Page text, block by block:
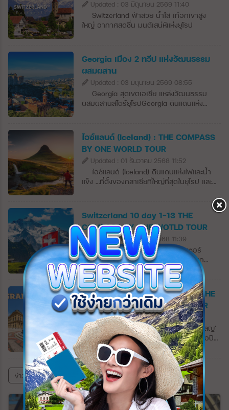
Updated : 03 มิถุนายน 2569 11:40
Switzerland ฟ้าสวย น้ำใส เทือกเขาสูง
ใหญ่ อากาศสดชื่น มนต์เสน่ห์แห่งยุโรป
Georgia เมือง 2 ทวีป แห่งวัฒนธรรม
ผสมผสาน
Updated : 03 มิถุนายน 2569 08:55
Georgia สุดเขตเอเชีย แหล่งวัฒนธรรม
ผสมผสานสไตร์ยุโรปGeorgia ดินแดนแห่ง
ศตวรรษตั้งกระจายอยู่เหนือภูเขาสูงตระหง่าน
อันสวยงาม ในช่วงไม่กี่ปีที่ผ่านมา ทบิลิซีได้
กลายเป็นหนึ่งในเมืองที่เจ๋งที่สุดในยุโรป ด้วยผับ
บาร์ที่กำลังเติบโต ร้านอาหารระดับโลก และไวน์
ธรรมชาติที่คัดสรรมาอย่างดี ซึ่งทำให้ที่นี่เป็น
จุดที่ฮิปที่สุดในภูมิภาคได้อย่าง
เทือกเขาคอเคซัส (Greater Caucasus) มี
อาณาเขตติดต่อกับรัสเซียทางเหนือและตะวัน
ออกเฉียงเหนือ ทางตะวันออกและตะวันออก
เฉียงใต้ติดอาเซอร์ไบจาน ทางใต้ติดอาร์เมเนีย
และตุรกี และทางตะวันตกติดทะเลดำ รากเหง้า
ของชาวจอร์เจียแผ่ขยายลึกลงไปใน
ประวัติศาสตร์ มรดกทางวัฒนธรรมของพวก
เขามีความเก่าแก่และมั่งคั่งเท่าเทียมกัน ในช่วง
ยุคกลาง อาณาจักรจอร์เจียอันทรงพลังได้
ดำรงอยู่ สูงถึงระดับสูงสุดระหว่างศตวรรษที่
10 ถึง 13 หลังจากการปกครองของตุรกีและ
เปอร์เซียมาเป็นเวลานาน จอร์เจียก็ถูกผนวก
โดยจักรวรรดิรัสเซียในศตวรรษที่ 19 จอร์เจีย
เป็นรัฐอิสระระหว่างปี 1918 ถึง 1921 เมื่อรวม
เข้ากับสหภาพโซเวียต ในปี 1963 จนกระทั่ง
การล่มสลายของสหภาพโซเวียต ในช่วงยุค
โซเวียต เศรษฐกิจจอร์เจียนมีความทันสมัยและ
มีความหลากหลาย จอร์เจียเป็นสาธารณรัฐที่มี
แนวคิดเรื่องเอกราชมากที่สุดแห่งหนึ่ง จอร์เจีย
ประกาศอำนาจอธิปไตยเมื่อวันที่ 19
พฤศจิกายน 1989 และได้รับเอกราชเมื่อวันที่ 9
ไอซ์แลนด์ (Iceland) : THE COMPASS
BY ONE WORLD TOUR
Updated : 01 ธันวาคม 2568 11:52
ไอซ์แลนด์ (Iceland) ดินแดนแห่งไฟและน้ำ
แข็ง …ที่ตั้งของกลาเซียที่ใหญ่ที่สุดในยุโรป และ
เราสามารถเห็นแสงอาทิตย์ได้ 24 ชั่วโมง และจะ
ออกมาจากขอบฟ้าเพื่อมาทักทายกับผู้คนแค่
ไม่กี่ชั่วโมงในฤดูหนาว ไอซ์แลนด์ตั้งอยู่ใน
มหาสมุทรแอตแลนติกเหนือก่อตั้งขึ้นเมื่อ
1,000 ปีก่อนในช่วงยุคแห่งการสำรวจและตั้ง
ถิ่นฐานของพวกไวกิ้ง เป็นดินแดนที่มีความ
แตกต่างอย่างชัดเจนของสภาพภูมิอากาศ
ภูมิศาสตร์และวัฒนธรรม ธารน้ำแข็งที่ใหญ่
ที่สุดในยุโรปส่องประกายระยิบระยับอย่าง
Vatna Glacier (Vatnajökull) ที่พาดผ่าน
เทือกเขาที่สวยงาม น้ำพุร้อนที่อุดมสมบูรณ์ให้
ความอบอุ่นแก่บ้านเรือน และกระแสน้ำนอก
ชายฝั่งกัลฟ์สตรีมให้สภาพอากาศที่อบอุ่นให้กับ
ผู้คนอาศัยอยู่ทางตอนเหนือสุดของโลก
ภูเขาไฟอีกประะมาณ 130 แห่งซึ่งส่งผลโดยตรง
ต่อลักษณะที่เปลี่ยนแปลงตลอดเวลาของสภาพ
แวดล้อมทางธรรมชาติ ไอซ์แลนด์ยังเป็นที่ตั้ง
ของหลุมอุกกาบาตหลายแห่ง โดยเฉพาะในเขต
ภูเขาไฟตะวันตกที่บางแห่งได้กลายเป็นแหล่ง
ท่องเที่ยวยอดนิยมของนักเดินทางจากทั่วทุก
มุมโลกในปี 2010 การปะทุเล็กน้อยที่ภูเขาไฟ
Switzerland 10 day 1-13 THE
COMPASS BY ONE WOTLD TOUR
Updated : 01 ธันวาคม 2568 11:39
Switzerland 10 วัน #1?? ️“สวิตเซอร์
แลนด์” ประเทศเล็กๆ ในทวีปยุโรปตะวันตก
พื้นที่ส่วนใหญ่ของประเทศนั้นอยู่บนเทือกเขาแอ
ลป์ เทือกเขาที่ใหญ่สุดของทวีปยุโรปที่มีความ
หลากหลายทางภูมิประเทศ ทั้งยอดเขาสูง ทุ่ง
หญ้า น้ำตก “การ์เซีย” “Glacier” หรือธารน้ำ
แข็งที่แทรกตัวอยู่ตามภูเขาสูง รวมทั้งหมู่บ้าน
ชนบทที่กระจายตัวอยู่ทั่วไปตามเนินเขา ผู้คนที่
เป็นมิตร การเดินทางที่สะดวกสบาย ไม่แปลกใจ
เลยที่นักเดินทางหลายคนต่างตกหลุมรัก
ประเทศนี้… เราเริ่มต้นเที่ยวรายการนี้จากเมือง
ทิราโน่ ซึ่งตั้งอยู่ทางตอนเหนือทางของแคว้น
ลอมบาร์เดีย ประเทศอิตาลี ที่เวลาเพียงเล็ก
น้อยเพียงพอสำหรับการเดินเล่น เมืองเล็กๆ ที่
เงียบสงบแห่งนี้มีแม่น้ำแอดด้าสายน้อยไหลผ่าน
กลางเมืองเป็นที่ตั้งของวิหารพระแม่มารี วิหาร
สไตล์เรอเนสซองส์ที่สร้างในปี 1505 ซึ่งเป็น
GRAND GERMANY 11 DAY 1-18 THE
COMPASS BY ONE WORLD TOUR
Updated : 01 ธันวาคม 2568 11:35
Grand Germany 11 วัน 16 เมือง ‘โคโลญ’
เมืองใหญ่ที่สุดที่อยู่ริมฝั่งแม่น้ำไรน์ สร้างเมื่อปี
51 ในสมัยจักรพรรดิ์เคลาดิอุสแห่งอาณาจักร
โรมัน โคโลญก็ไม่ต่างจากเมืองอื่นๆในเยอรมันที่
โดนผลกระทบจากสงครามโลกครั้งที่ 2 อาคาร
สิ่งก่อสร้างต่างๆได้รับความเสียหายทั้งเมือง มี
เพียง ’มหาวิหารโคโลญ’ ที่ยังตั้งเด่นเป็นสง่า
ท่ามกลางกองซากปรักหักพังของอาคารบ้าน
เรือน วิหารคาธอลิกแห่งนี้ใช้เวลาก่อสร้างถึง
ข่าวสารและบทความทั้งหมด